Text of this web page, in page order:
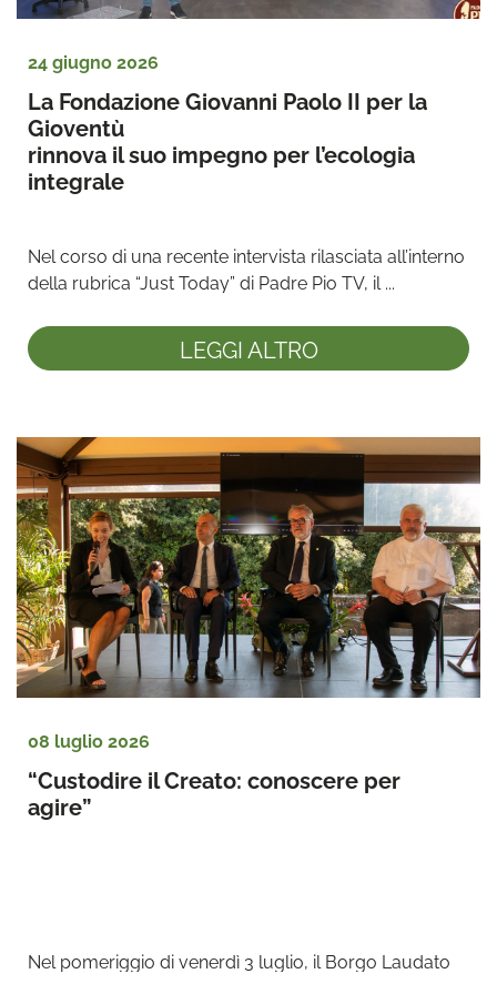
24 giugno 2026
La Fondazione Giovanni Paolo II per la
Gioventù
rinnova il suo impegno per l’ecologia
integrale
Nel corso di una recente intervista rilasciata all’interno
della rubrica “Just Today” di Padre Pio TV, il ...
LEGGI ALTRO
08 luglio 2026
“Custodire il Creato: conoscere per
agire”
Nel pomeriggio di venerdì 3 luglio, il Borgo Laudato